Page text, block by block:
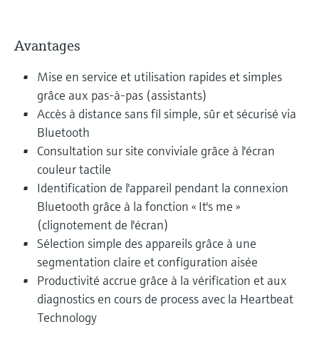
Avantages
Mise en service et utilisation rapides et simples
grâce aux pas-à-pas (assistants)
Accès à distance sans fil simple, sûr et sécurisé via
Bluetooth
Consultation sur site conviviale grâce à l'écran
couleur tactile
Identification de l'appareil pendant la connexion
Bluetooth grâce à la fonction « It's me »
(clignotement de l'écran)
Sélection simple des appareils grâce à une
segmentation claire et configuration aisée
Productivité accrue grâce à la vérification et aux
diagnostics en cours de process avec la Heartbeat
Technology